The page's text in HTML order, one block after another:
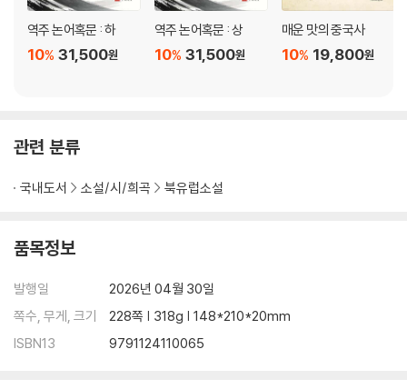
요나스 가르델은 스웨덴에서 작가이자 코미디언, 가수로서 활동하는 다재
다능한 예술가다. 그의 이러한 이력은 『장갑 없이 눈물을 닦지 마세요』의
픔을 강요하지 않으면서도, 가슴 깊숙한 곳에서 뜨거운 분노와 연민이 솟
구치게 만든다.
믹을 거치며 우리는 다시금 ‘타자’를 향한 공포와 배제의 논리를 목격했다.
요나스 가르델의 이 위대한 소설은 우리에게 묻는다. ‘당신은 곁에 있는 이
의 눈물을 닦아주기 위해 장갑을 벗을 용기가 있는가.’ 『장갑 없이 눈물을
닦지 마세요』는 과거의 비극을 반추하는 데 그치지 않고, 오늘날 우리가 마
역주 논어혹문 : 하
31,500원
10%
역주 논어혹문 : 상
31,500원
10%
매운 맛의 중국사
19,800원
10%
관련 분류
국내도서 소설/시/희곡 북유럽소설
품목정보
발행일
2026년 04월 30일
쪽수, 무게, 크기
228쪽 | 318g | 148*210*20mm
ISBN13
9791124110065